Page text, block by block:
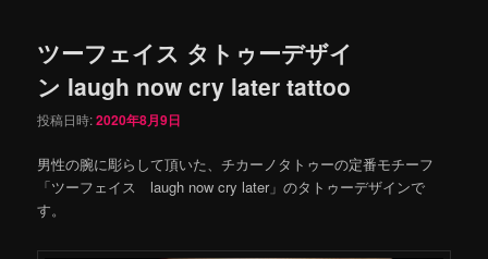
ツーフェイス タトゥーデザイ
ン laugh now cry later tattoo
投稿日時:2020年8月9日
男性の腕に彫らして頂いた、チカーノタトゥーの定番モチーフ
「ツーフェイス laugh now cry later」のタトゥーデザインで
す。